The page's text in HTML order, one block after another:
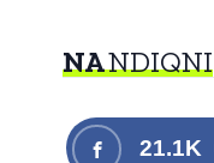
NANDIQNI
21.1K